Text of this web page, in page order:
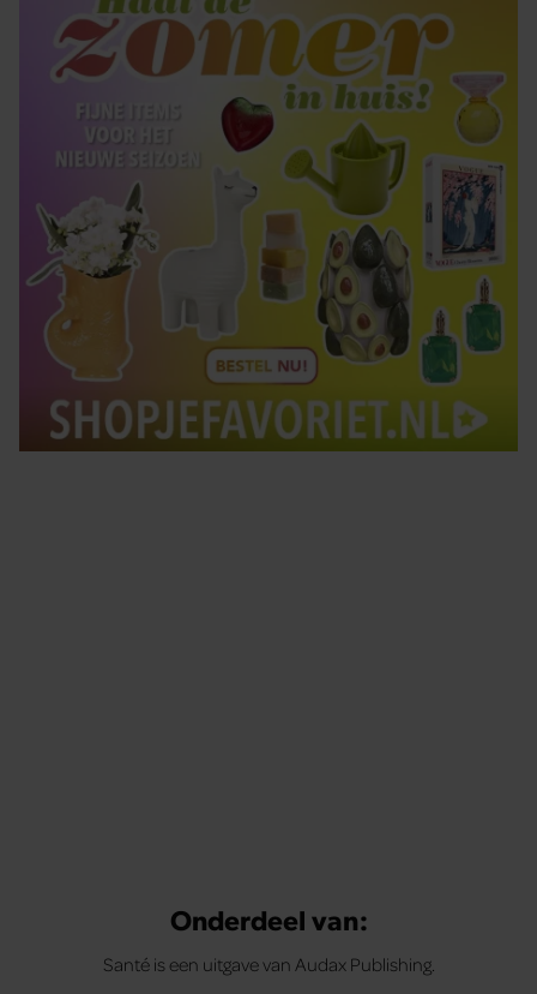
Onderdeel van:
Santé is een uitgave van Audax Publishing.